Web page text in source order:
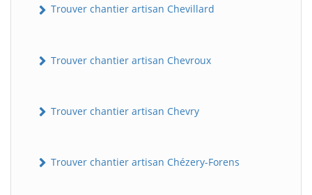
Trouver chantier artisan Chevillard
Trouver chantier artisan Chevroux
Trouver chantier artisan Chevry
Trouver chantier artisan Chézery-Forens